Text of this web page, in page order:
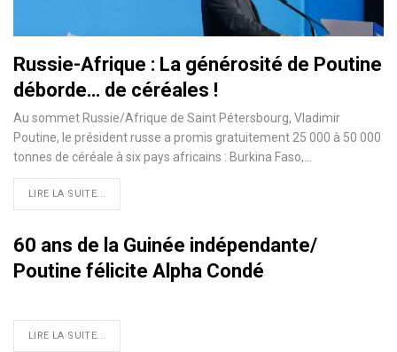
Russie-Afrique : La générosité de Poutine
déborde… de céréales !
Au sommet Russie/Afrique de Saint Pétersbourg, Vladimir
Poutine, le président russe a promis gratuitement 25 000 à 50 000
tonnes de céréale à six pays africains : Burkina Faso,…
LIRE LA SUITE...
60 ans de la Guinée indépendante/
Poutine félicite Alpha Condé
LIRE LA SUITE...